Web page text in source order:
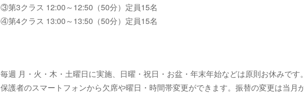
③第3クラス 12:00～12:50（50分）定員15名
④第4クラス 13:00～13:50（50分）定員15名
毎週 月・火・木・土曜日に実施、日曜・祝日・お盆・年末年始などは原則お休みです。
保護者のスマートフォンから欠席や曜日・時間帯変更ができます。振替の変更は当月